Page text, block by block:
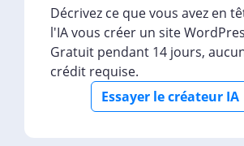
Décrivez ce que vous avez en
l'IA vous créer un site
Gratuit pendant 14 jours,
crédit requise.
Essayer le créateur IA